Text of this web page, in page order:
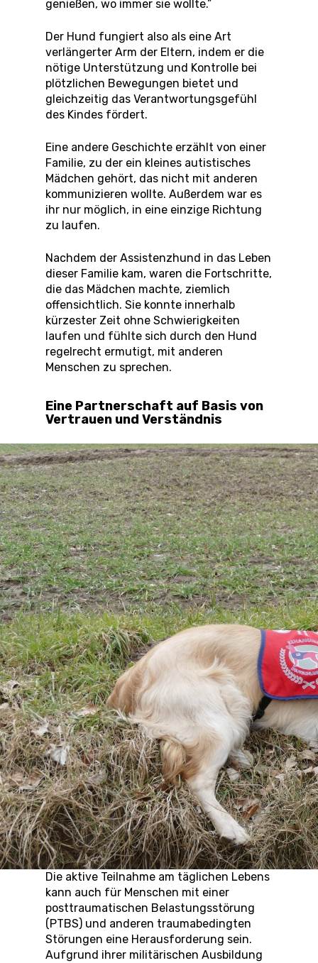
genießen, wo immer sie wollte.”
Der Hund fungiert also als eine Art
verlängerter Arm der Eltern, indem er die
nötige Unterstützung und Kontrolle bei
plötzlichen Bewegungen bietet und
gleichzeitig das Verantwortungsgefühl
des Kindes fördert.
Eine andere Geschichte erzählt von einer
Familie, zu der ein kleines autistisches
Mädchen gehört, das nicht mit anderen
kommunizieren wollte. Außerdem war es
ihr nur möglich, in eine einzige Richtung
zu laufen.
Nachdem der Assistenzhund in das Leben
dieser Familie kam, waren die Fortschritte,
die das Mädchen machte, ziemlich
offensichtlich. Sie konnte innerhalb
kürzester Zeit ohne Schwierigkeiten
laufen und fühlte sich durch den Hund
regelrecht ermutigt, mit anderen
Menschen zu sprechen.
Eine Partnerschaft auf Basis von
Vertrauen und Verständnis
Die aktive Teilnahme am täglichen Lebens
kann auch für Menschen mit einer
posttraumatischen Belastungsstörung
(PTBS) und anderen traumabedingten
Störungen eine Herausforderung sein.
Aufgrund ihrer militärischen Ausbildung